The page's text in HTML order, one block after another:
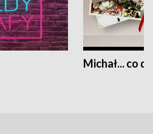
Michał... co